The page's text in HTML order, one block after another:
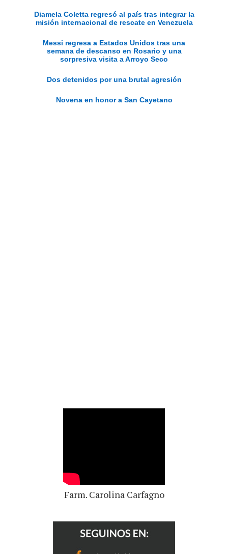
Diamela Coletta regresó al país tras integrar la
misión internacional de rescate en Venezuela
Messi regresa a Estados Unidos tras una
semana de descanso en Rosario y una
sorpresiva visita a Arroyo Seco
Dos detenidos por una brutal agresión
Novena en honor a San Cayetano
Farm. Carolina Carfagno